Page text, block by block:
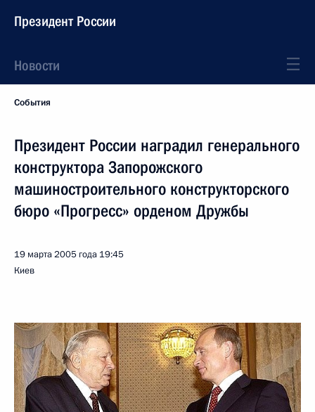
Президент России
Новости
События
Президент России наградил генерального
конструктора Запорожского
машиностроительного конструкторского
бюро «Прогресс» орденом Дружбы
19 марта 2005 года 19:45
Киев